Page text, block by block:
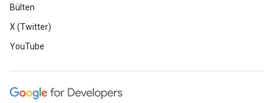
Bülten
X (Twitter)
YouTube